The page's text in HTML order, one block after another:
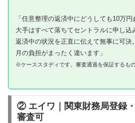
「任意整理の返済中にどうしても10万
大手はすべて落ちてセントラルに申し込
返済中の状況を正直に伝えて無事に可決
月の負担がまったく違います」
※ケーススタディです。審査通過を保証するも
② エイワ｜関東財務局登録
審査可